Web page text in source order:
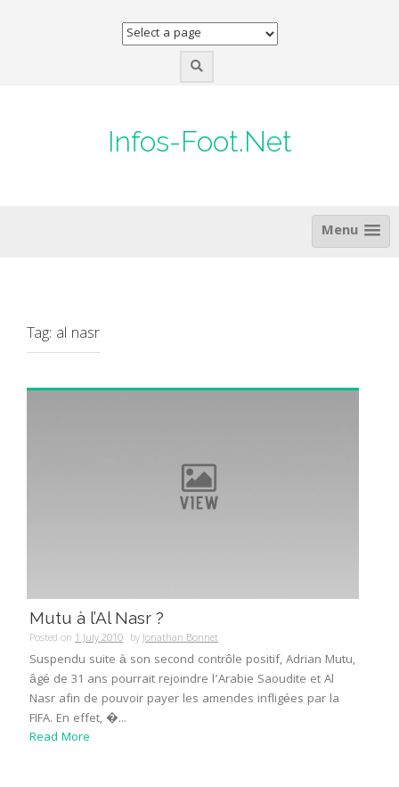
Infos-Foot.Net
Menu
Tag: al nasr
Mutu à l’Al Nasr ?
Posted on 1 July 2010 byJonathan Bonnet
Suspendu suite à son second contrôle positif, Adrian Mutu,
âgé de 31 ans pourrait rejoindre l’Arabie Saoudite et Al
Nasr afin de pouvoir payer les amendes infligées par la
FIFA. En effet, �...
Read More